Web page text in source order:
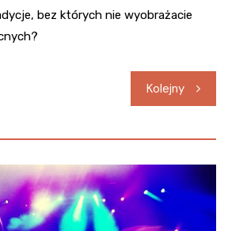
bez których nie wyobrażacie
Kolejny